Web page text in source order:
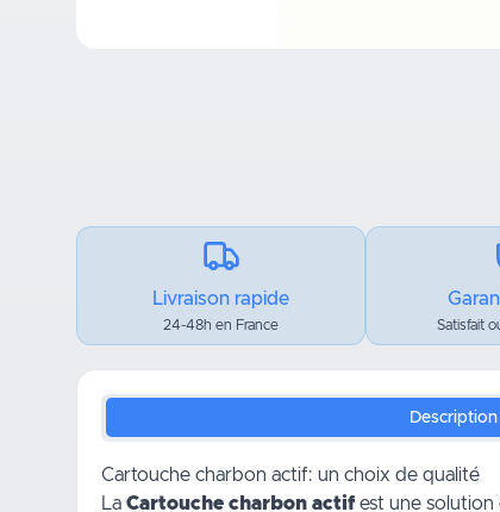
Livraison rapide
24-48h en France Satisfait
Description
Cartouche charbon actif: un choix de qualité
La Cartouche charbon actif est une